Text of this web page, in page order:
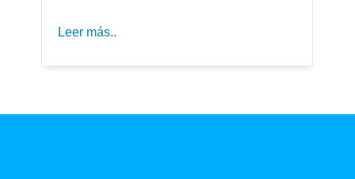
Leer más..